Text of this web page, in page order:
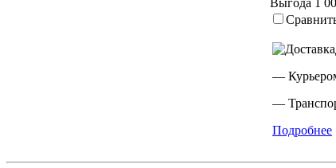
—
—
Подробнее